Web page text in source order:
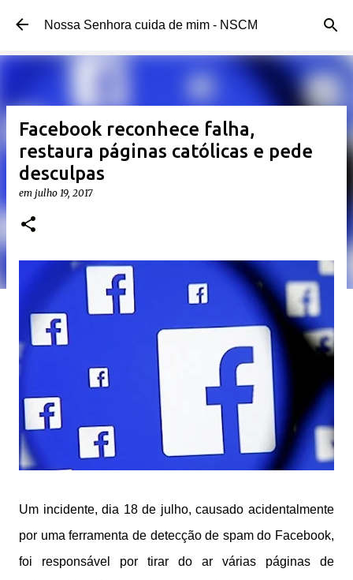
Pular para o conteúdo principal
Nossa Senhora cuida de mim - NSCM
Facebook reconhece falha,
restaura páginas católicas e pede
desculpas
em julho 19, 2017
Um incidente, dia 18 de julho, causado acidentalmente
por uma ferramenta de detecção de spam do Facebook,
foi responsável por tirar do ar várias páginas de